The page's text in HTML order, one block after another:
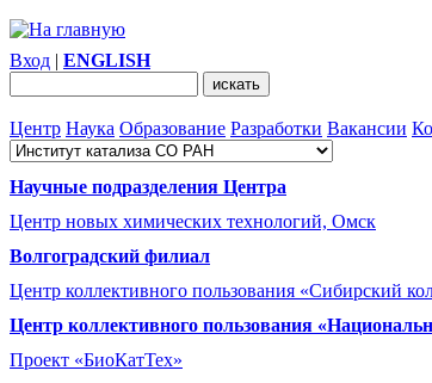
Вход | ENGLISH
Центр Наука Образование Разработки Вакансии
Научные подразделения Центра
Центр новых химических технологий, Омск
Волгоградский филиал
Центр коллективного пользования «Сибирский
Центр коллективного пользования
Проект «БиоКатТех»